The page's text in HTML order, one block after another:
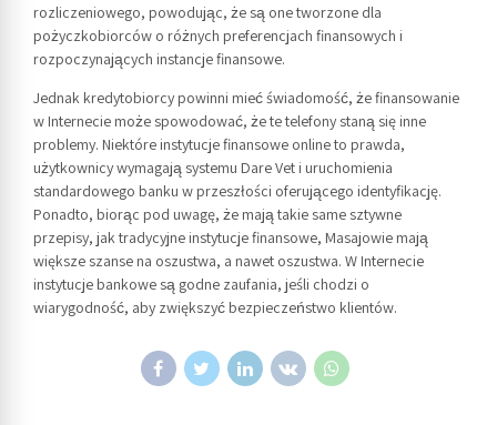
rozliczeniowego, powodując, że są one tworzone dla
pożyczkobiorców o różnych preferencjach finansowych i
rozpoczynających instancje finansowe.
Jednak kredytobiorcy powinni mieć świadomość, że finansowanie
w Internecie może spowodować, że te telefony staną się inne
problemy. Niektóre instytucje finansowe online to prawda,
użytkownicy wymagają systemu Dare Vet i uruchomienia
standardowego banku w przeszłości oferującego identyfikację.
Ponadto, biorąc pod uwagę, że mają takie same sztywne
przepisy, jak tradycyjne instytucje finansowe, Masajowie mają
większe szanse na oszustwa, a nawet oszustwa. W Internecie
instytucje bankowe są godne zaufania, jeśli chodzi o
wiarygodność, aby zwiększyć bezpieczeństwo klientów.